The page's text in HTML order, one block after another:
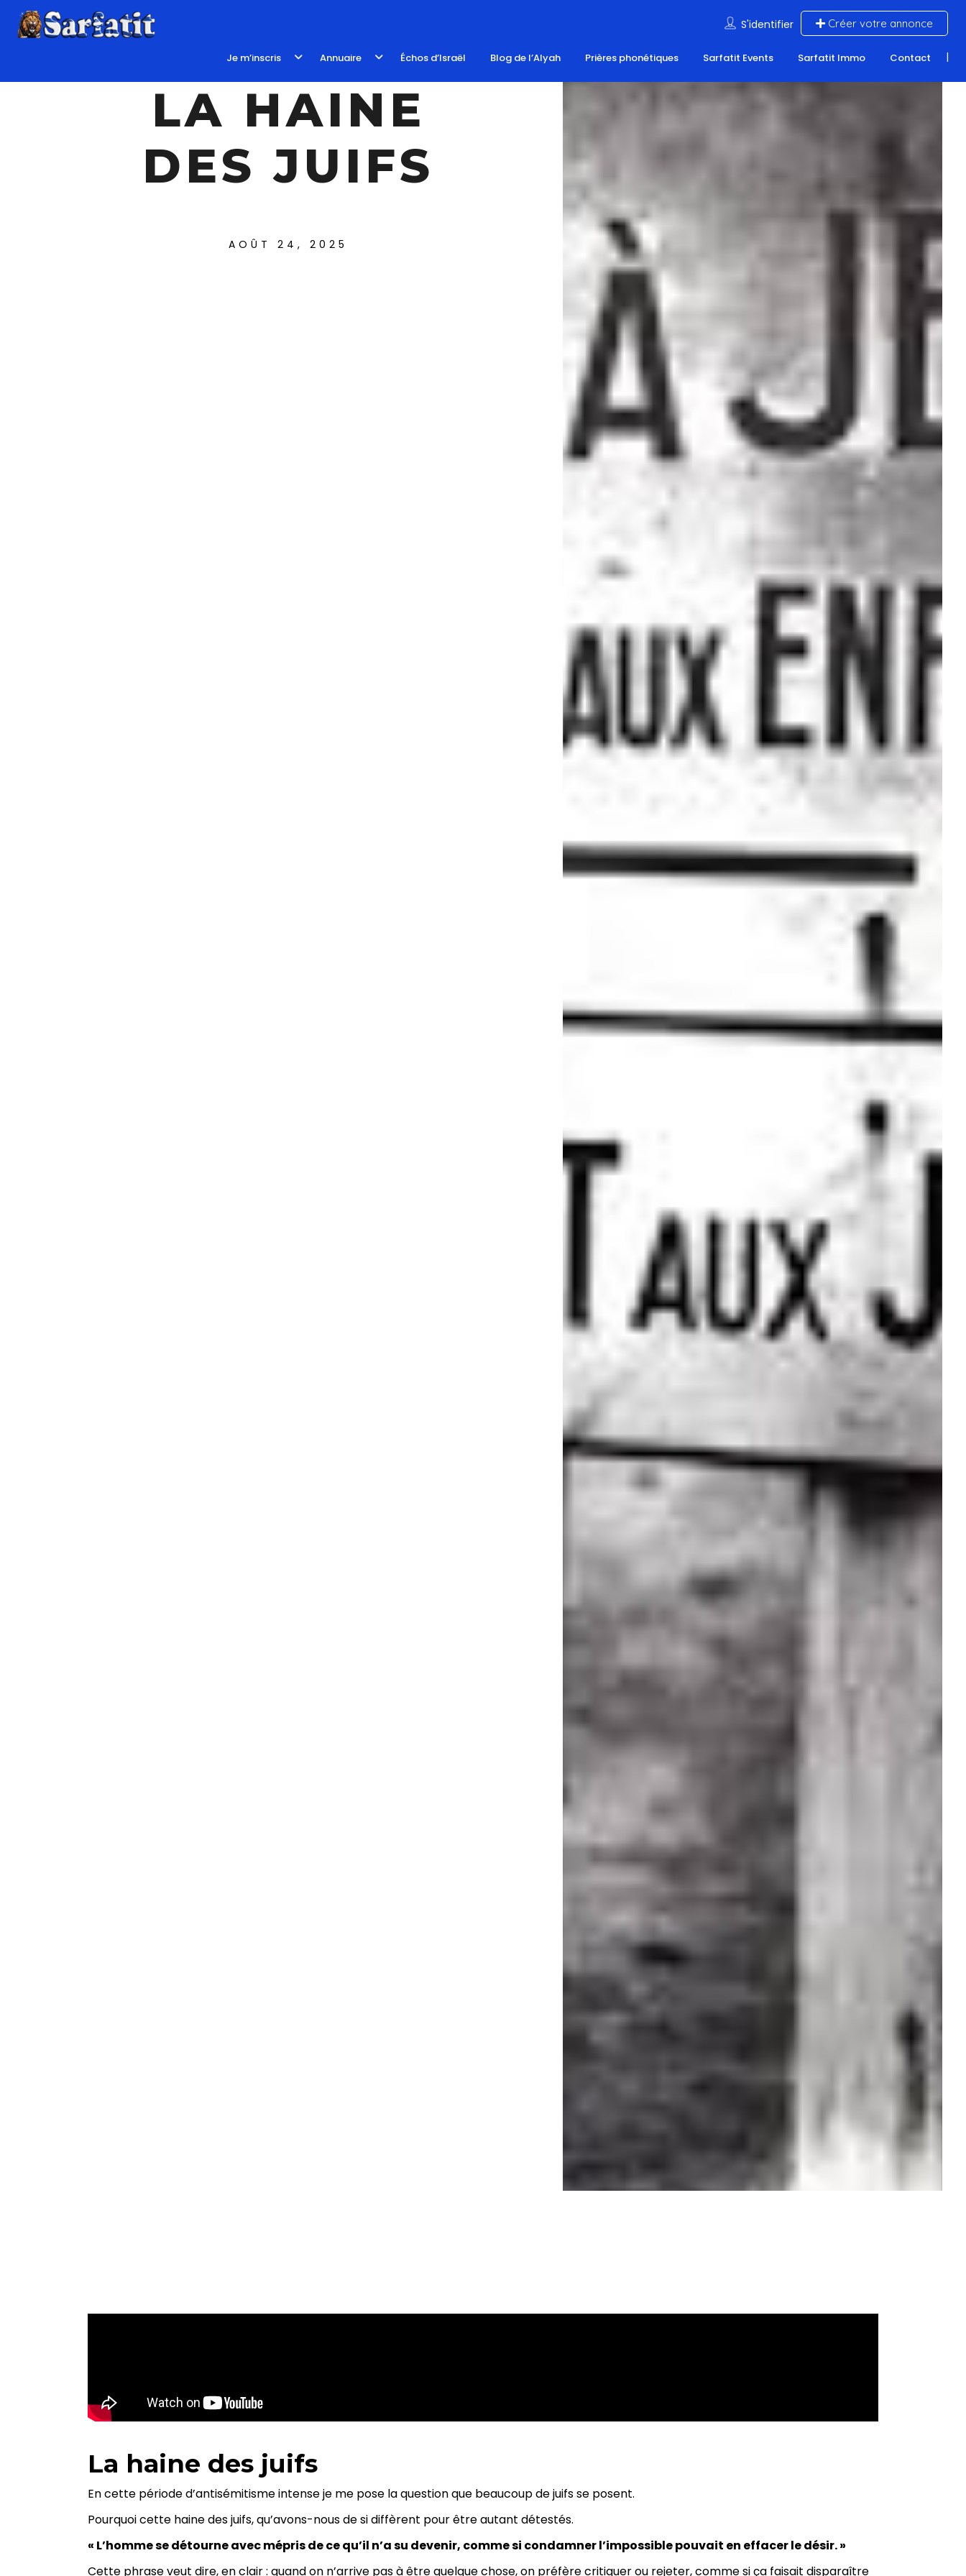
S'identifier Créer votre annonce
Je m’inscris Annuaire Échos d’Israël Blog de l’Alyah Prières phonétiques Sarfatit Events Sarfatit Immo Contact
LA HAINE
DES JUIFS
AOÛT 24, 2025
La haine des juifs
En cette période d’antisémitisme intense je me pose la question que beaucoup de juifs se posent.
Pourquoi cette haine des juifs, qu’avons-nous de si diffèrent pour être autant détestés.
« L’homme se détourne avec mépris de ce qu’il n’a su devenir, comme si condamner l’impossible pouvait en effacer le désir. »
Cette phrase veut dire, en clair : quand on n’arrive pas à être quelque chose, on préfère critiquer ou rejeter, comme si ça faisait disparaître